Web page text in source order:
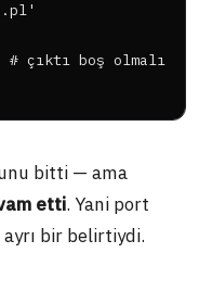
çıktı boş olmalı
bitti — ama
etti. Yani port
ayrı bir belirtiydi.